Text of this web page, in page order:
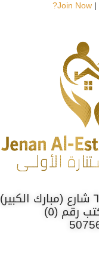
Join Now |
الكويت شرق قطع ٦ شارع (مبارك الكبير)